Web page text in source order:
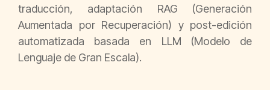
traducción, adaptación RAG (Generación
Aumentada por Recuperación) y post-edición
automatizada basada en LLM (Modelo de
Lenguaje de Gran Escala).